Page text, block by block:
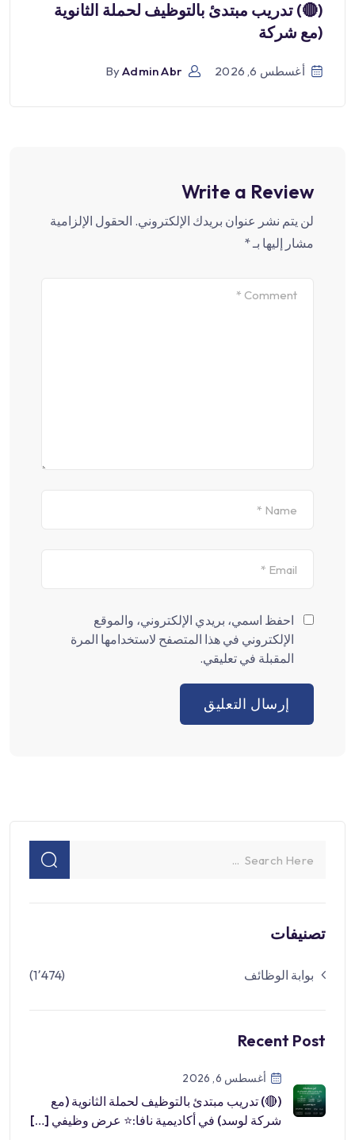
(🔴) تدريب مبتدئ بالتوظيف لحملة الثانوية
(مع شركة
أغسطس 6, 2026 ByAdmin Abr
Write a Review
لن يتم نشر عنوان بريدك الإلكتروني. الحقول الإلزامية
مشار إليها بـ*
احفظ اسمي، بريدي الإلكتروني، والموقع
الإلكتروني في هذا المتصفح لاستخدامها المرة
المقبلة في تعليقي.
تصنيفات
بوابة الوظائف (1٬474)
Recent Post
أغسطس 6, 2026
(🔴) تدريب مبتدئ بالتوظيف لحملة الثانوية (مع
شركة لوسد) في أكاديمية نافا:⭐️ عرض وظيفي […]